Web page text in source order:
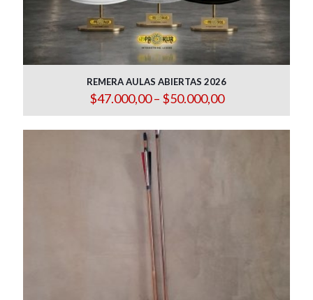
REMERA AULAS ABIERTAS 2026
$47.000,00 – $50.000,00Price